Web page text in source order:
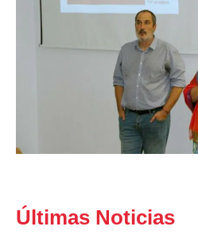
Últimas Noticias